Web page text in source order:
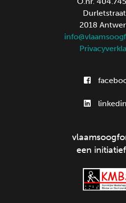
2018
linkedin
een